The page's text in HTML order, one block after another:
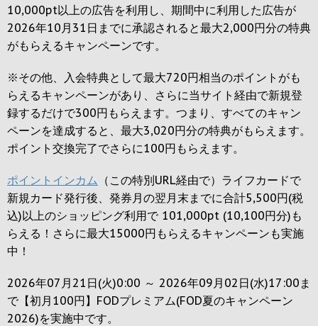
10,000pt以上の広告を利用し、期間中に利用した広告が
2026年10月31日までに承認されると最大2,000円分の特典
がもらえるキャンペーンです。
※その他、入会特典として最大720円相当のポイントがも
らえるキャンペーンがあり、さらに当サイト経由で新規登
録するだけで300円 もらえます。つまり、すべてのキャン
ペーンを達成すると、最大3,020円分の特典がもらえます。
ポイント交換完了でさらに100円 もらえます。
ポイントインカム （この特別URL経由で）ライフカードで
新規カード発行後、発券月の翌月末までに合計5,500円(税
込)以上のショッピング利用で 101,000pt (10,100円分)も
らえる！さらに最大15000円もらえるキャンペーンも実施
中！
2026年07月21日(火)0:00 ～ 2026年09月02日(水)17:00ま
で【初月100円】FODプレミアム(FOD夏のキャンペーン
2026)を実施中です。